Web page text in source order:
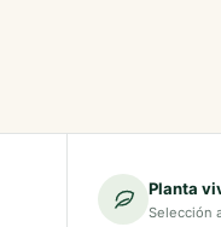
Planta
Selección